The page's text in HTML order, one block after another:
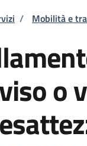
di
/ Mobilità e
o